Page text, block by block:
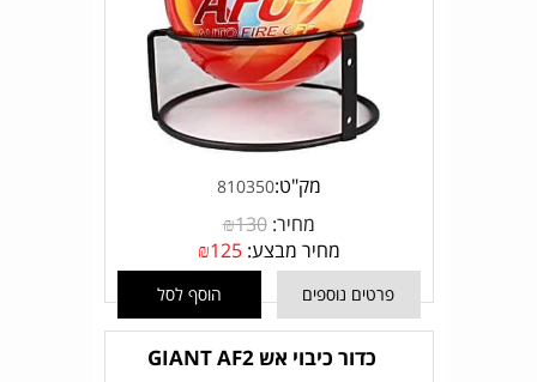
מק"ט:810350
מחיר: ₪130
מחיר מבצע:
₪125
פרטים נוספים הוסף לסל
כדור כיבוי אש GIANT AF2